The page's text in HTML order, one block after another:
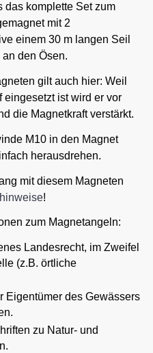
das komplette Set zum
mit 2
einem 30 m langen Seil
den Ösen.
gilt auch hier: Weil
eingesetzt ist wird er vor
die Magnetkraft verstärkt.
M10 in den Magnet
herausdrehen.
mit diesem Magneten
!
zum Magnetangeln:
Landesrecht, im Zweifel
(z.B. örtliche
Eigentümer des Gewässers
zu Natur- und